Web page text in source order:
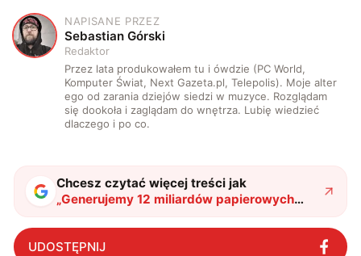
S
NAPISANE PRZEZ
Sebastian Górski
Redaktor
Przez lata produkowałem tu i ówdzie (PC World,
Komputer Świat, Next Gazeta.pl, Telepolis). Moje alter
ego od zarania dziejów siedzi w muzyce. Rozglądam
się dookoła i zaglądam do wnętrza. Lubię wiedzieć
dlaczego i po co.
Chcesz czytać więcej treści jak
„Generujemy 12 miliardów papierowych
paragonów rocznie. Czy e-Paragony nas
uratują?"?
UDOSTĘPNIJ